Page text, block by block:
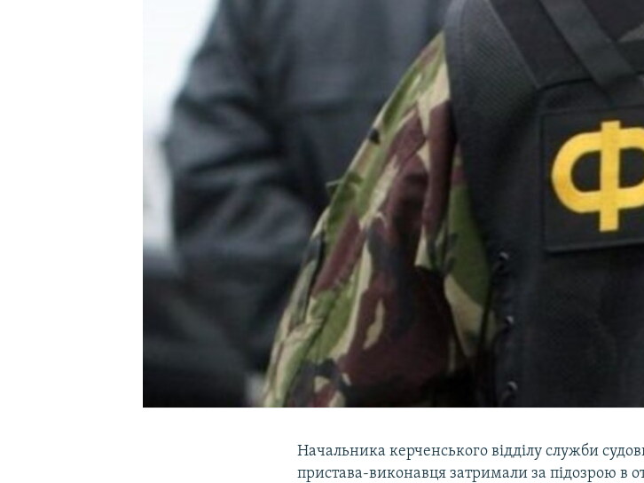
УКРАЇНСЬКА ПРОБЛЕМА КРИМУ
Начальника керченського відділу служби
пристава-виконавця затримали за підозрою в